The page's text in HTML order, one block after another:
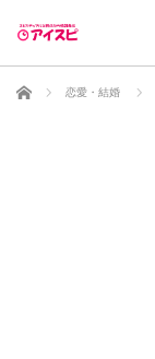
ホーム 恋愛・結婚